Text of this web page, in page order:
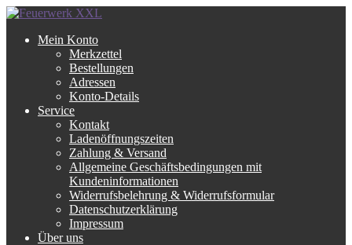
Zur
springen
Zum
springenMein Konto
Merkzettel
Bestellungen
Adressen
Konto-Details
Service
Kontakt
Ladenöffnungszeiten
Zahlung & Versand
Allgemeine Geschäftsbedingungen mit
Kundeninformationen
Widerrufsbelehrung & Widerrufsformular
Datenschutzerklärung
Impressum
Über uns